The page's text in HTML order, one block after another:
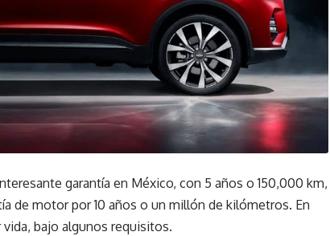
garantía en México, con 5 años o 150,000 km,
de motor por 10 años o un millón de kilómetros. En
bajo algunos requisitos.